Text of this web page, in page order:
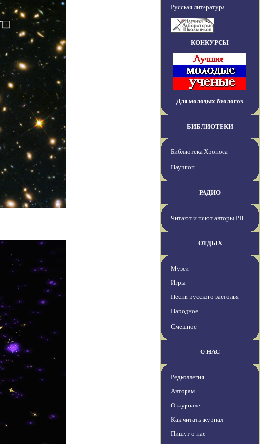
Русская литература
КОНКУРСЫ
Для молодых биологов
БИБЛИОТЕКИ
Библиотека Хроноса
Научпоп
РАДИО
Читают и поют авторы РП
ОТДЫХ
Музеи
Игры
Песни русского застолья
Народное
Смешное
О НАС
Редколлегия
Авторам
О журнале
Как читать журнал
Пишут о нас